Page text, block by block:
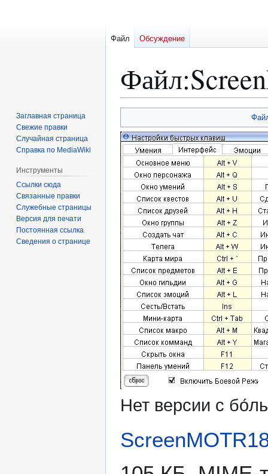
Файл:
к
навигации
к
поиску
Нет версии с
Файл Обсуждение
Заглавная страница
Свежие правки
Случайная страница
Справка по MediaWiki
Инструменты
Ссылки сюда
Связанные правки
Служебные страницы
Версия для печати
Постоянная ссылка
Сведения о странице